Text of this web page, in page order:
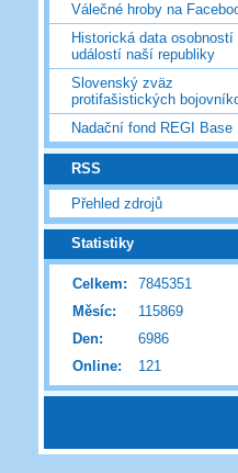
Válečné hroby na
Historická data osobností
událostí naší republiky
Slovenský zväz
protifašistických
Nadační fond REGI Base
RSS
Přehled zdrojů
Statistiky
Online: 121
Celkem:
7845351
Měsíc:
115869
Den:
6986